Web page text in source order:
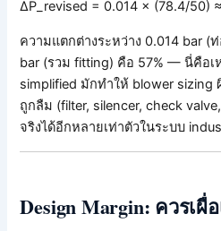
ΔP_revised = 0.014 × (78.4/50)
ความแตกต่างระหว่าง 0.014 bar (
bar (รวม fitting) คือ 57% — นี่คือ
simplified มักทำให้ blower
ถูกลืม (filter, silencer, check
จริงได้อีกหลายเท่าตัวในระบบ
Design Margin: ควรเผื่